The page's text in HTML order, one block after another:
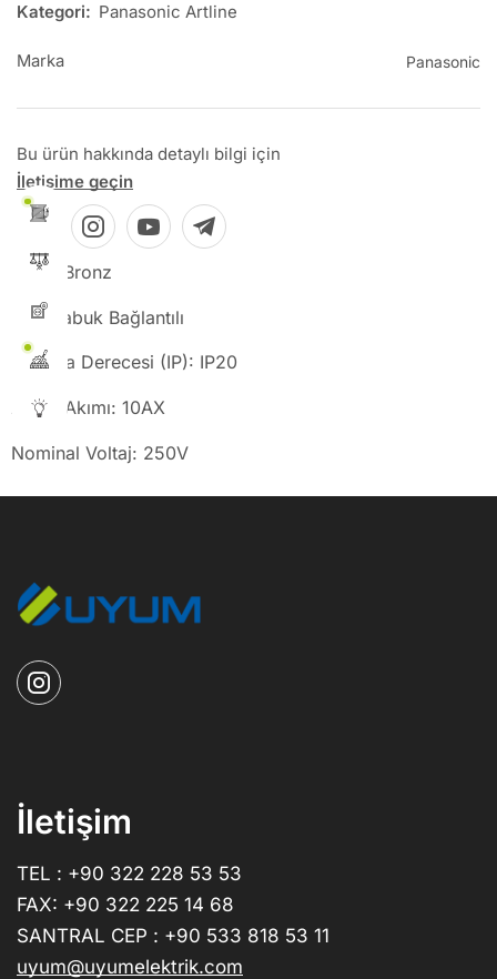
Kategori: Panasonic Artline
Marka Panasonic
Bu ürün hakkında detaylı bilgi için
İletişime geçin
Renk: Bronz
Tip: Çabuk Bağlantılı
Koruma Derecesi (IP): IP20
Anma Akımı: 10AX
Nominal Voltaj: 250V
İletişim
TEL : +90 322 228 53 53
FAX: +90 322 225 14 68
SANTRAL CEP : +90 533 818 53 11
uyum@uyumelektrik.com